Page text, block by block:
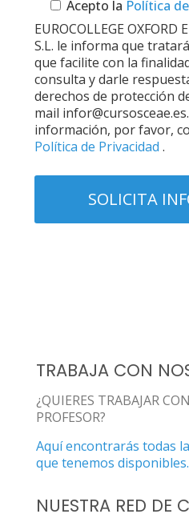
Acepto la Política
EUROCOLLEGE
S.L. le informa que
que facilite con la
consulta y darle
derechos de protección
mail
información, por favor,
Política de Privacidad .
TRABAJA CON
¿QUIERES TRABAJAR
PROFESOR?
Aquí encontrarás todas
que tenemos disponibles.
NUESTRA RED DE